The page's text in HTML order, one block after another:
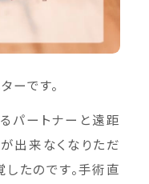
ーです。
パートナーと遠距
出来なくなりただ
たのです。手術直